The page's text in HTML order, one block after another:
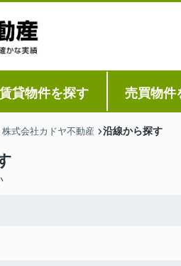
賃貸物件を探す 売買物件
式会社カドヤ不動産 沿線から探す